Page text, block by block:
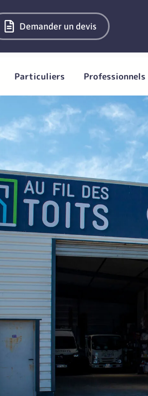
Demander un devis
Particuliers Professionnels
à
dédiée aux professionnels